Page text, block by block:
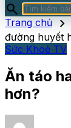
search
Trang chủ chevron_right
đường huyết
Sức Khoẻ TV
Ăn táo
hơn?